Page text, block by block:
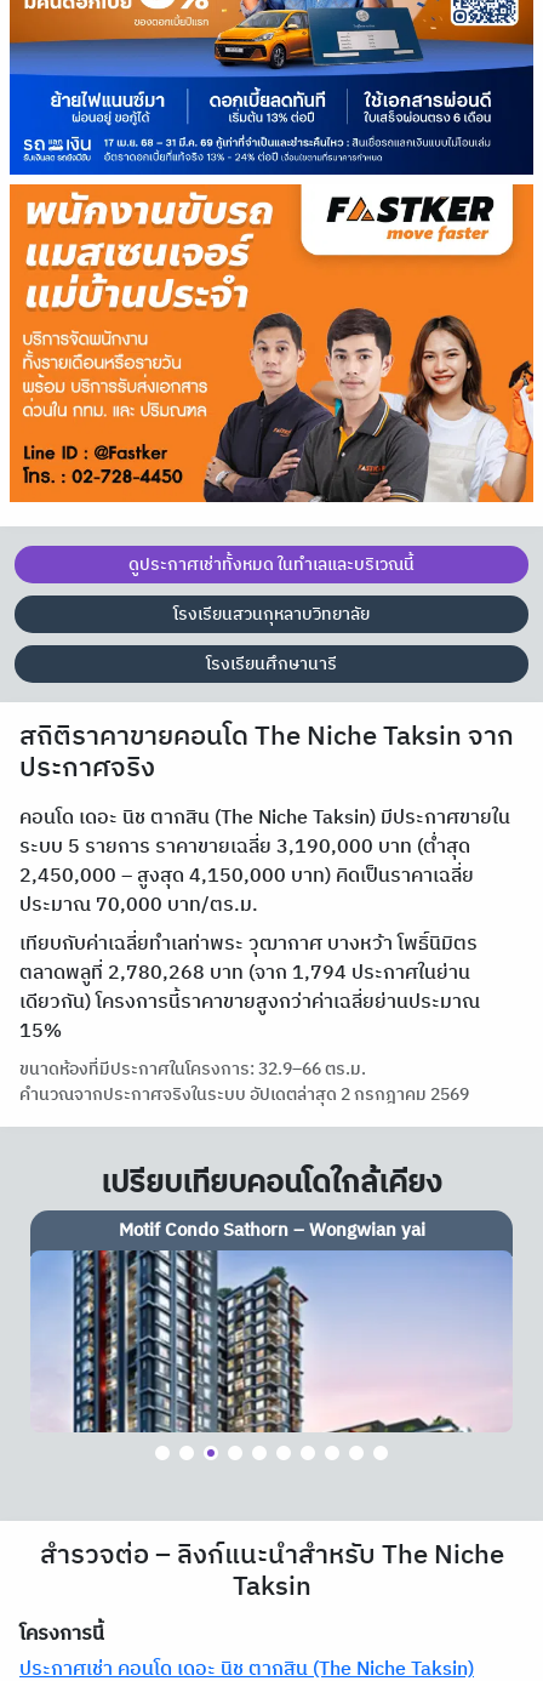
ดูประกาศเช่าทั้งหมด ในทำเลและบริเวณนี้
โรงเรียนสวนกุหลาบวิทยาลัย
โรงเรียนศึกษานารี
สถิติราคาขายคอนโด The Niche Taksin จาก
ประกาศจริง
คอนโด เดอะ นิช ตากสิน (The Niche Taksin) มีประกาศขายใน
ระบบ 5 รายการ ราคาขายเฉลี่ย 3,190,000 บาท (ต่ำสุด
2,450,000 – สูงสุด 4,150,000 บาท) คิดเป็นราคาเฉลี่ย
ประมาณ 70,000 บาท/ตร.ม.
เทียบกับค่าเฉลี่ยทำเลท่าพระ วุฒากาศ บางหว้า โพธิ์นิมิตร
ตลาดพลูที่ 2,780,268 บาท (จาก 1,794 ประกาศในย่าน
เดียวกัน) โครงการนี้ราคาขายสูงกว่าค่าเฉลี่ยย่านประมาณ
15%
ขนาดห้องที่มีประกาศในโครงการ: 32.9–66 ตร.ม.
คำนวณจากประกาศจริงในระบบ อัปเดตล่าสุด 2 กรกฎาคม 2569
เปรียบเทียบคอนโดใกล้เคียง
Motif Condo Sathorn – Wongwian yai
สำรวจต่อ – ลิงก์แนะนำสำหรับ The Niche
Taksin
โครงการนี้
ประกาศเช่า คอนโด เดอะ นิช ตากสิน (The Niche Taksin)